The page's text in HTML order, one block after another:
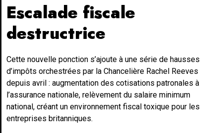
Escalade fiscale
destructrice
Cette nouvelle ponction s’ajoute à une série de hausses
d’impôts orchestrées par la Chancelière Rachel Reeves
depuis avril : augmentation des cotisations patronales à
l’assurance nationale, relèvement du salaire minimum
national, créant un environnement fiscal toxique pour les
entreprises britanniques.